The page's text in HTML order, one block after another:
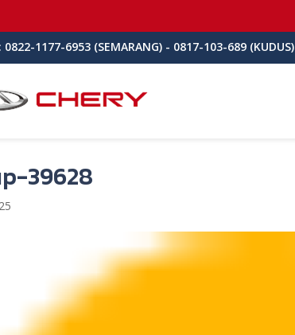
0822-1177-6953 (SEMARANG) - 0817-103-689 (KUDUS)
39628